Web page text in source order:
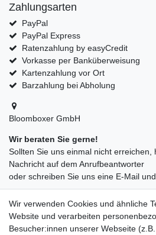
Zahlungsarten
PayPal
PayPal Express
Ratenzahlung by easyCredit
Vorkasse per Banküberweisung
Kartenzahlung vor Ort
Barzahlung bei Abholung
Bloomboxer GmbH
Wir beraten Sie gerne!
Sollten Sie uns einmal nicht erreichen,
Nachricht auf dem Anrufbeantworter
oder schreiben Sie uns eine E-Mail
info@bloomboxer.net
Montag bis Freitag 08:30-13:00
Wir verwenden Cookies und ähnliche
Website und verarbeiten
Besucher:innen unserer Webseite